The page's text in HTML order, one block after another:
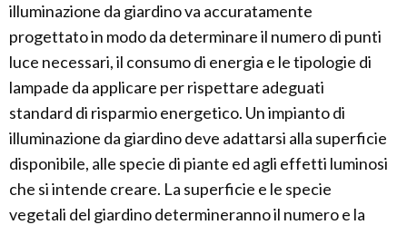
illuminazione da giardino va accuratamente
progettato in modo da determinare il numero di punti
luce necessari, il consumo di energia e le tipologie di
lampade da applicare per rispettare adeguati
standard di risparmio energetico. Un impianto di
illuminazione da giardino deve adattarsi alla superficie
disponibile, alle specie di piante ed agli effetti luminosi
che si intende creare. La superficie e le specie
vegetali del giardino determineranno il numero e la